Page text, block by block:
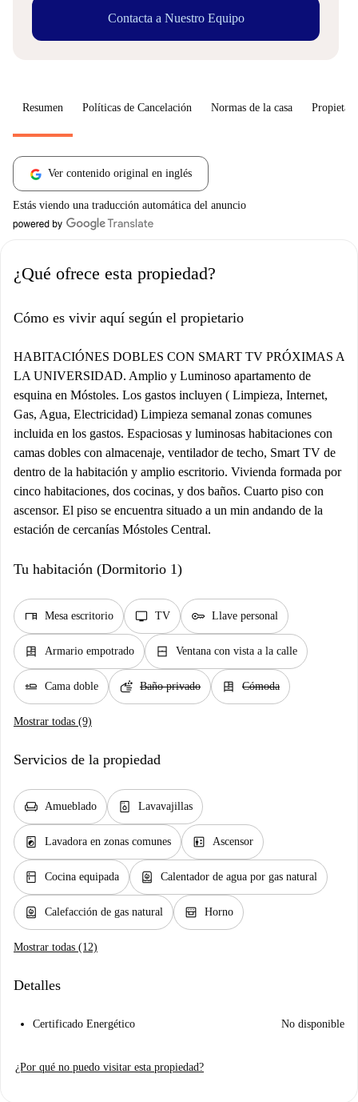
Contacta a Nuestro Equipo
Resumen Políticas de Cancelación Normas de la casa
Ver contenido original en inglés
Estás viendo una traducción automática del anuncio
¿Qué ofrece esta propiedad?
Cómo es vivir aquí según el propietario
HABITACIÓNES DOBLES CON SMART TV PRÓXIMAS A
LA UNIVERSIDAD. Amplio y Luminoso apartamento de
esquina en Móstoles. Los gastos incluyen ( Limpieza, Internet,
Gas, Agua, Electricidad) Limpieza semanal zonas comunes
incluida en los gastos. Espaciosas y luminosas habitaciones con
camas dobles con almacenaje, ventilador de techo, Smart TV de
dentro de la habitación y amplio escritorio. Vivienda formada por
cinco habitaciones, dos cocinas, y dos baños. Cuarto piso con
ascensor. El piso se encuentra situado a un min andando de la
estación de cercanías Móstoles Central.
Tu habitación (Dormitorio 1)
desk Mesa escritorio tv TV key Llave personal
dresser Armario empotrado window_closed Ventana con vista a la calle
airline_seat_flat Cama doble soap Baño privado dresser Cómoda
Mostrar todas (9)
Servicios de la propiedad
chair Amueblado dishwasher_gen Lavavajillas
local_laundry_service Lavadora en zonas comunes elevator Ascensor
kitchen Cocina equipada water_heater Calentador de agua por gas natural
water_heater Calefacción de gas natural oven_gen Horno
Mostrar todas (12)
Detalles
Certificado Energético No disponible
¿Por qué no puedo visitar esta propiedad?